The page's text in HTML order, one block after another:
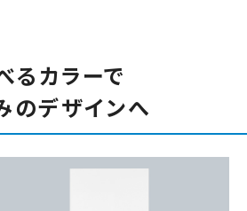
るカラーで
のデザインへ